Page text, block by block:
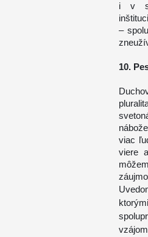
i v
–
10.
viac
viere